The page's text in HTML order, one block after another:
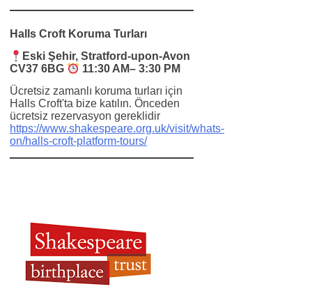
Halls Croft Koruma Turları
Eski Şehir, Stratford-upon-Avon
CV37 6BG
11:30 AM– 3:30 PM
Ücretsiz zamanlı koruma turları için
Halls Croft'ta bize katılın. Önceden
ücretsiz rezervasyon gereklidir
https://www.shakespeare.org.uk/visit/whats-
on/halls-croft-platform-tours/